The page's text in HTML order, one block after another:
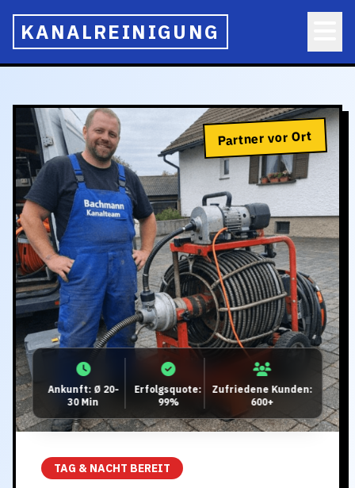
KANALREINIGUNG
Partner vor Ort
Ankunft: Ø 20-
30 Min
Erfolgsquote:
99%
Zufriedene Kunden:
600+
TAG & NACHT BEREIT